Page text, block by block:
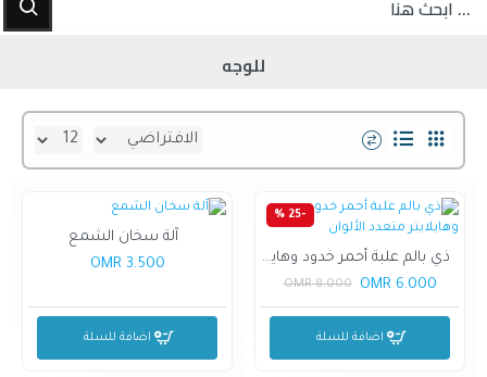
للوجه
-25 %
ذي بالم علبة أحمر خدود وهايلايتر متعدد الألوان
6.000 OMR
8.000 OMR
اضافة للسلة
آلة سخان الشمع
3.500 OMR
اضافة للسلة